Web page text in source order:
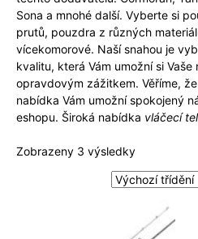
Sona a mnohé další. Vyberte si
prutů, pouzdra z různých
vícekomorové. Naší snahou je
kvalitu, která Vám umožní si
opravdovým zážitkem. Věříme,
nabídka Vám umožní spokojený
eshopu. Široká nabídka vláčecí
Zobrazeny 3 výsledky